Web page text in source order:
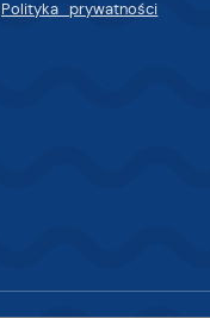
Polityka prywatności
mediów